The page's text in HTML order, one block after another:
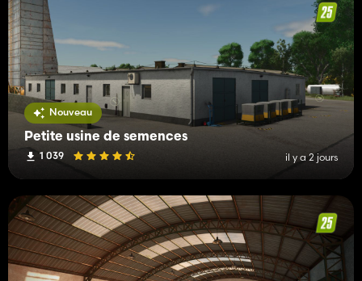
Nouveau
Petite usine de semences
1 039 il y a 2 jours